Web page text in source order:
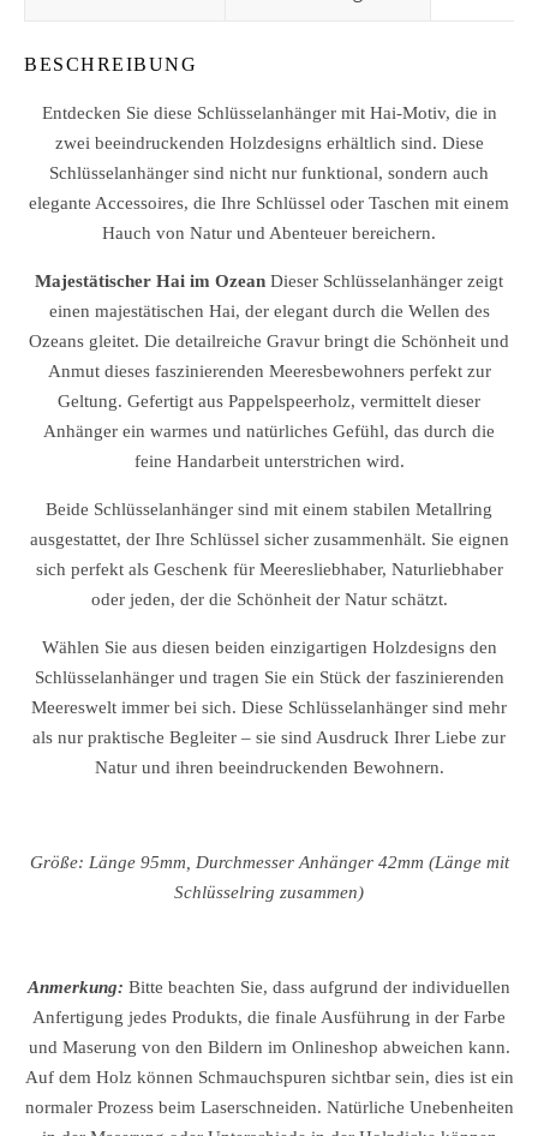
BESCHREIBUNG
Entdecken Sie diese Schlüsselanhänger mit Hai-Motiv, die in
zwei beeindruckenden Holzdesigns erhältlich sind. Diese
Schlüsselanhänger sind nicht nur funktional, sondern auch
elegante Accessoires, die Ihre Schlüssel oder Taschen mit einem
Hauch von Natur und Abenteuer bereichern.
Majestätischer Hai im Ozean Dieser Schlüsselanhänger zeigt
einen majestätischen Hai, der elegant durch die Wellen des
Ozeans gleitet. Die detailreiche Gravur bringt die Schönheit und
Anmut dieses faszinierenden Meeresbewohners perfekt zur
Geltung. Gefertigt aus Pappelspeerholz, vermittelt dieser
Anhänger ein warmes und natürliches Gefühl, das durch die
feine Handarbeit unterstrichen wird.
Beide Schlüsselanhänger sind mit einem stabilen Metallring
ausgestattet, der Ihre Schlüssel sicher zusammenhält. Sie eignen
sich perfekt als Geschenk für Meeresliebhaber, Naturliebhaber
oder jeden, der die Schönheit der Natur schätzt.
Wählen Sie aus diesen beiden einzigartigen Holzdesigns den
Schlüsselanhänger und tragen Sie ein Stück der faszinierenden
Meereswelt immer bei sich. Diese Schlüsselanhänger sind mehr
als nur praktische Begleiter – sie sind Ausdruck Ihrer Liebe zur
Natur und ihren beeindruckenden Bewohnern.
Größe: Länge 95mm, Durchmesser Anhänger 42mm (Länge mit
Schlüsselring zusammen)
Anmerkung: Bitte beachten Sie, dass aufgrund der individuellen
Anfertigung jedes Produkts, die finale Ausführung in der Farbe
und Maserung von den Bildern im Onlineshop abweichen kann.
Auf dem Holz können Schmauchspuren sichtbar sein, dies ist ein
normaler Prozess beim Laserschneiden. Natürliche Unebenheiten